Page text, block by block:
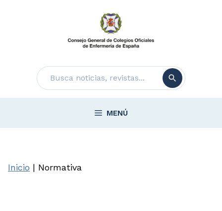
Buscar
MENÚ
Inicio | Normativa